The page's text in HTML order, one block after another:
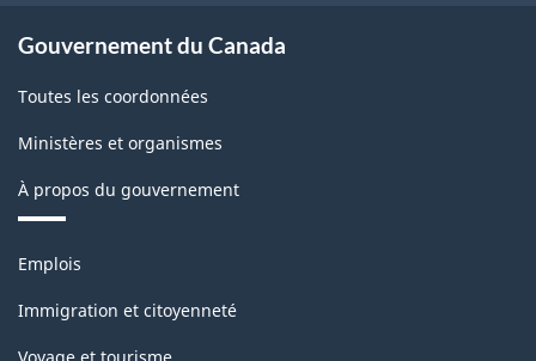
Gouvernement du Canada
Toutes les coordonnées
Ministères et organismes
À propos du gouvernement
Thèmes
sujets
Emplois
Immigration et citoyenneté